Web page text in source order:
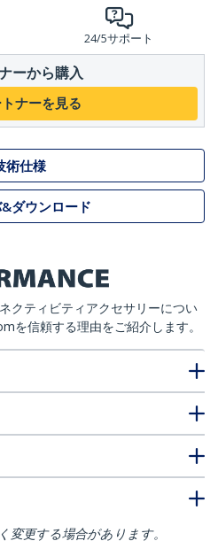
24/5サポート
ーから購入
ナーを見る
術仕様
&ダウンロード
クティビティアクセサリーについ
を信頼する理由をご紹介します。
変更する場合があります。